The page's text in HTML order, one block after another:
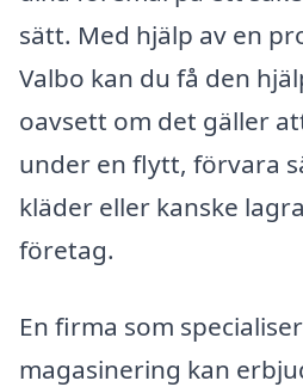
sätt. Med hjälp av en
Valbo kan du få den
oavsett om det gäller
under en flytt, förvara
kläder eller kanske
företag.
En firma som
magasinering kan